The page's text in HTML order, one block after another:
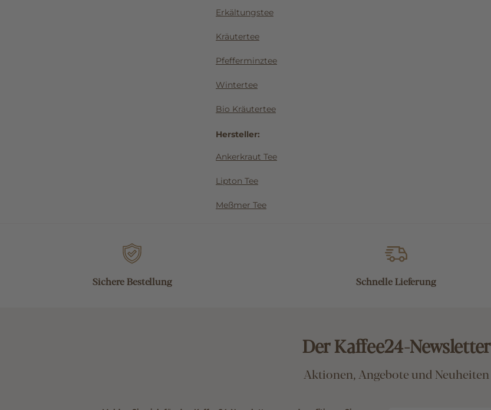
Erkältungstee
Kräutertee
Pfefferminztee
Wintertee
Bio Kräutertee
Hersteller:
Ankerkraut Tee
Lipton Tee
Meßmer Tee
Sichere Bestellung Schnelle Lieferung
Der Kaffee24-Newsletter
Aktionen, Angebote und Neuheiten